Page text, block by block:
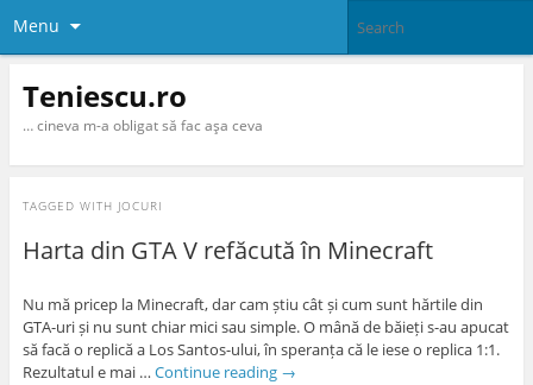
Menu
Teniescu.ro
… cineva m-a obligat să fac aşa ceva
TAGGED WITH JOCURI
Harta din GTA V refăcută în Minecraft
Nu mă pricep la Minecraft, dar cam știu cât și cum sunt hărtile din
GTA-uri și nu sunt chiar mici sau simple. O mână de băieți s-au apucat
să facă o replică a Los Santos-ului, în speranța că le iese o replica 1:1.
Rezultatul e mai … Continue reading →